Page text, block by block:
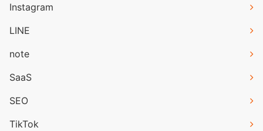
Instagram
LINE
note
SaaS
SEO
TikTok